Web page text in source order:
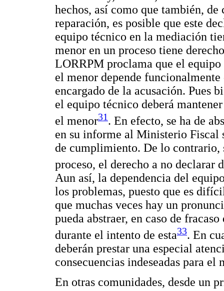
hechos, así como que también,
reparación, es posible que este
equipo técnico en la mediación
menor en un proceso tiene
LORRPM proclama que el
el menor depende
encargado de la acusación. Pues
el equipo técnico deberá
el menor31. En efecto, se ha de
en su informe al Ministerio Fiscal
de cumplimiento. De lo contrario,
proceso, el derecho a no declarar
Aun así, la dependencia del
los problemas, puesto que es
que muchas veces hay un
pueda abstraer, en caso de
durante el intento de esta33. En
deberán prestar una especial
consecuencias indeseadas para el
En otras comunidades, desde un